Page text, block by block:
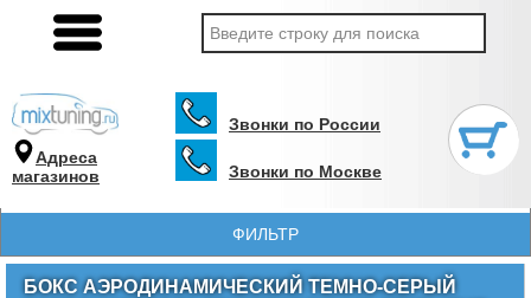
Адреса
магазинов
Звонки по России
Звонки по Москве
ФИЛЬТР
БОКС АЭРОДИНАМИЧЕСКИЙ ТЕМНО-СЕРЫЙ